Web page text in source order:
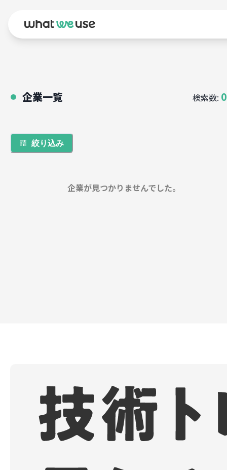
● 企業一覧 検索数: 0
絞り込み
企業が見つかりませんでした。